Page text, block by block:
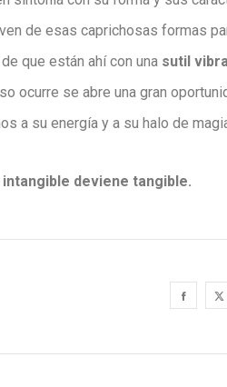
de esas caprichosas formas
que están ahí con una sutil
ocurre se abre una gran
a su energía y a su halo de
intangible deviene tangible.